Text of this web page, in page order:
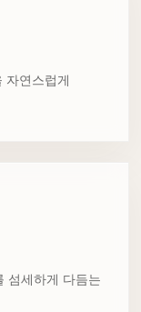
자연스럽게
섬세하게 다듬는